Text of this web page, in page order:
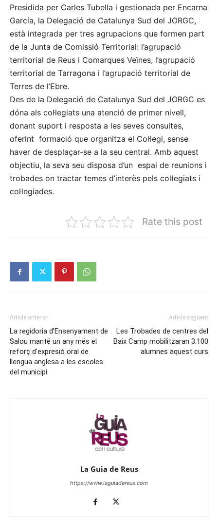
Presidida per Carles Tubella i gestionada per Encarna
García, la Delegació de Catalunya Sud del JORGC,
està integrada per tres agrupacions que formen part
de la Junta de Comissió Territorial: l’agrupació
territorial de Reus i Comarques Veïnes, l’agrupació
territorial de Tarragona i l’agrupació territorial de
Terres de l’Ebre.
Des de la Delegació de Catalunya Sud del JORGC es
dóna als col·legiats una atenció de primer nivell,
donant suport i resposta a les seves consultes,
oferint formació que organitza el Col·legi, sense
haver de desplaçar-se a la seu central. Amb aquest
objectiu, la seva seu disposa d’un espai de reunions i
trobades on tractar temes d’interès pels col·legiats i
col·legiades.
Rate this post
Article anterior
La regidoria d’Ensenyament de
Salou manté un any més el
reforç d’expresió oral de
llengua anglesa a les escoles
del municipi
Article següent
Les Trobades de centres del
Baix Camp mobilitzaran 3.100
alumnes aquest curs
La Guia de Reus
https://www.laguiadereus.com